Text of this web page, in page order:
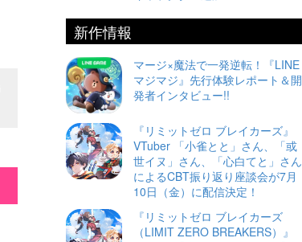
新作情報
マージ×魔法で一発逆転！『LINE
マジマジ』先行体験レポート＆開
発者インタビュー!!
『リミットゼロ ブレイカーズ』
VTuber 「小雀とと」さん、「或
世イヌ」さん、「心白てと」さん
によるCBT振り返り座談会が7月
10日（金）に配信決定！
『リミットゼロ ブレイカーズ
（LIMIT ZERO BREAKERS）』